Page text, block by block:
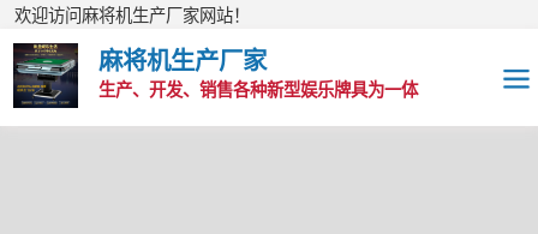
欢迎访问麻将机生产厂家网站！
麻将机生产厂家
生产、开发、销售各种新型娱乐牌具为一体